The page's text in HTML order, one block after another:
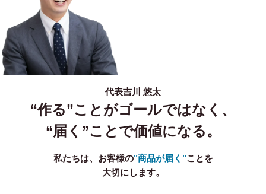
代表吉川 悠太
“作る”ことがゴールではなく、
“届く”ことで価値になる。
私たちは、お客様の"商品が届く"ことを
大切にします。